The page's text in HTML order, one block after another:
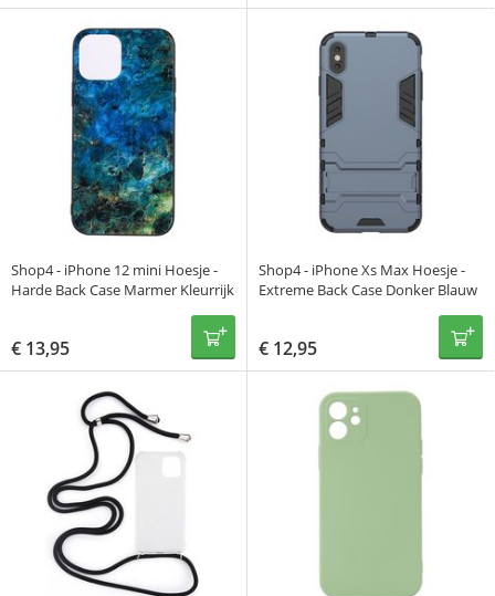
Shop4 - iPhone 12 mini Hoesje -
Harde Back Case Marmer Kleurrijk
€ 13,95
Shop4 - iPhone Xs Max Hoesje -
Extreme Back Case Donker Blauw
€ 12,95